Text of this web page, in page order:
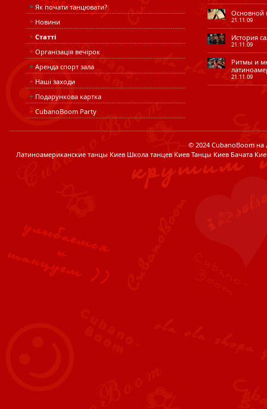
Як почати танцювати?
Новини
Статті
Організація вечірок
Аренда спорт зала
Наші заходи
Подарункова картка
CubanoBoom Party
Основной
21.11.09
История
21.11.09
Ритмы и
21.11.09
© 2024 CubanoBoom на
Латиноамериканские танцы Киев Школа танцев Киев Танцы Киев Бачата